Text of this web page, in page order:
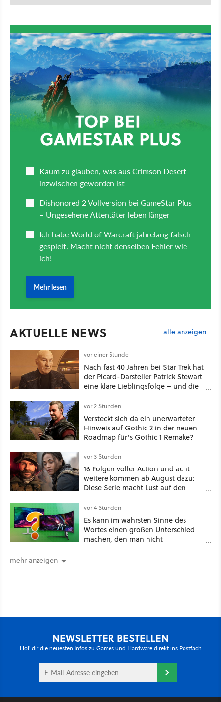
AKTUELLE NEWS alle anzeigen
vor einer Stunde
Nach fast 40 Jahren bei Star Trek hat
der Picard-Darsteller Patrick Stewart
eine klare Lieblingsfolge – und die
vor 2 Stunden
Versteckt sich da ein unerwarteter
Hinweis auf Gothic 2 in der neuen
Roadmap für's Gothic 1 Remake?
vor 3 Stunden
16 Folgen voller Action und acht
weitere kommen ab August dazu:
Diese Serie macht Lust auf den
vor 4 Stunden
Es kann im wahrsten Sinne des
Wortes einen großen Unterschied
machen, den man nicht
mehr anzeigen
NEWSLETTER BESTELLEN
Hol' dir die neuesten Infos zu Games und Hardware direkt ins Postfach